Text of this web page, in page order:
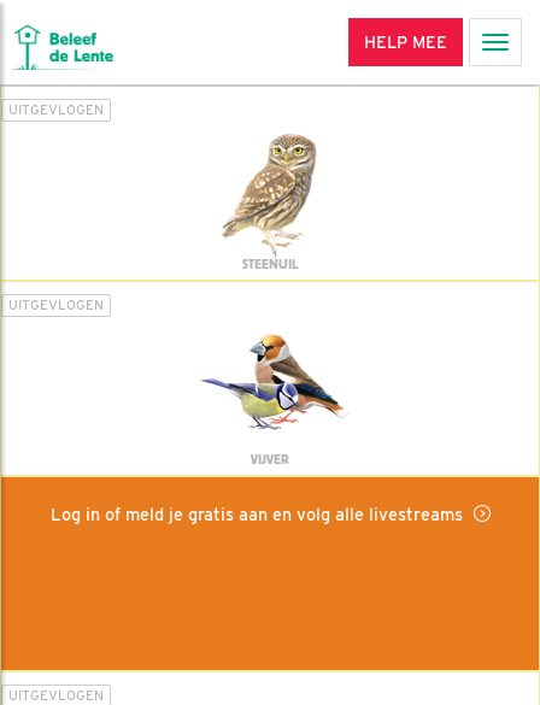
HELP MEE
UITGEVLOGEN
STEENUIL
UITGEVLOGEN
VIJVER
Log in of meld je gratis aan en volg alle livestreams
UITGEVLOGEN